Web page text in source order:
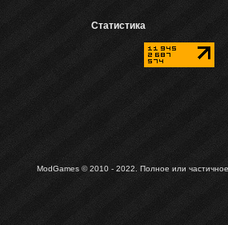
Статистика
ModGames © 2010 - 2022. Полное или